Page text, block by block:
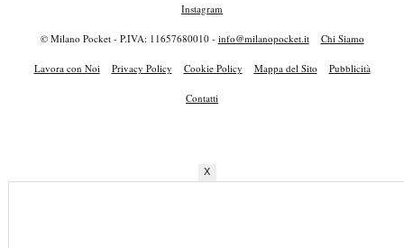
Instagram
© Milano Pocket - P.IVA: 11657680010 - info@milanopocket.it Chi Siamo
Lavora con Noi Privacy Policy Cookie Policy Mappa del Sito Pubblicità
Contatti
X